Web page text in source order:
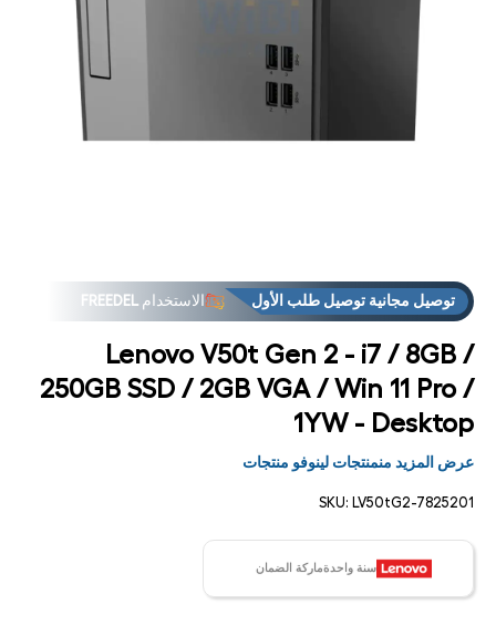
توصيل مجانية توصيل طلب الأول الاستخدام FREEDEL
Lenovo V50t Gen 2 - i7 / 8GB /
250GB SSD / 2GB VGA / Win 11 Pro /
1YW - Desktop
عرض المزيد منمنتجات لينوفو منتجات
SKU: LV50tG2-7825201
سنة واحدةماركة الضمان